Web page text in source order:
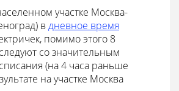
участке Москва-
вдневное время
помимо этого 8
со значительным
(на 4 часа раньше
на участке Москва